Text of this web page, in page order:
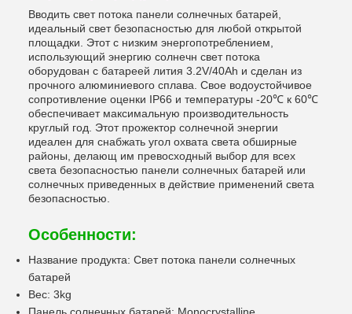
Вводить свет потока панели солнечных батарей,
идеальный свет безопасностью для любой открытой
площадки. Этот с низким энергопотреблением,
использующий энергию солнечн свет потока
оборудован с батареей лития 3.2V/40Ah и сделан из
прочного алюминиевого сплава. Свое водоустойчивое
сопротивление оценки IP66 и температуры -20℃ к 60℃
обеспечивает максимальную производительность
круглый год. Этот прожектор солнечной энергии
идеален для снабжать угол охвата света обширные
районы, делающ им превосходный выбор для всех
света безопасностью панели солнечных батарей или
солнечных приведенных в действие применений света
безопасностью.
Особенности:
Название продукта: Свет потока панели солнечных
батарей
Вес: 3kg